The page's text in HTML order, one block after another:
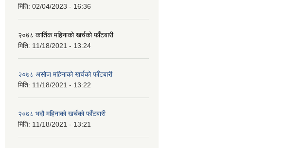
मिति: 02/04/2023 - 16:36
२०७८ कार्तिक महिनाको खर्चको फाँटबारी
मिति: 11/18/2021 - 13:24
२०७८ असोज महिनाको खर्चको फाँटबारी
मिति: 11/18/2021 - 13:22
२०७८ भदौ महिनाको खर्चको फाँटबारी
मिति: 11/18/2021 - 13:21